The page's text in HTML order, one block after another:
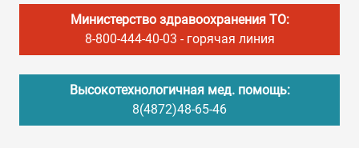
Министерство здравоохранения ТО:
8-800-444-40-03 - горячая линия
Высокотехнологичная мед. помощь:
8(4872)48-65-46